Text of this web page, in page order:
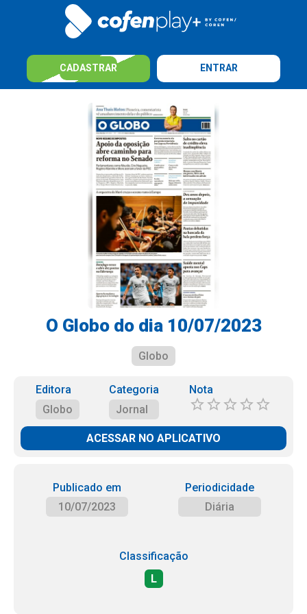
CADASTRAR ENTRAR
O Globo do dia 10/07/2023
Globo
Editora
Globo
Categoria
Jornal
Nota
ACESSAR NO APLICATIVO
Publicado em
10/07/2023
Periodicidade
Diária
Classificação
L